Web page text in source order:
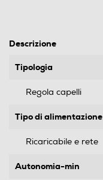
Descrizione
Tipologia
Regola capelli
Tipo di alimentazione
Ricaricabile e rete
Autonomia-min